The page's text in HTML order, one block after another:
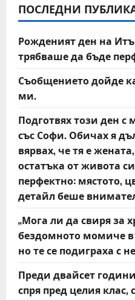
v
i
g
a
t
i
o
n
ПОСЛЕДНИ
Рожденият ден на
трябваше да бъде
Съобщението дойде
ми.
Подготвях този ден с
със Софи. Обичах я
вярвах, че тя е
остатъка от живота
перфектно: мястото,
детайл беше
„Мога ли да свиря за
бездомното момиче в
но те се подиграха с
Преди двайсет
спря пред целия